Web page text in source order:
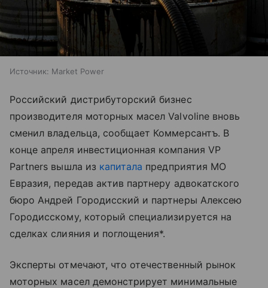
Источник: Market Power
Российский дистрибуторский бизнес
производителя моторных масел Valvoline вновь
сменил владельца, сообщает Коммерсантъ. В
конце апреля инвестиционная компания VP
Partners вышла из капитала предприятия МО
Евразия, передав актив партнеру адвокатского
бюро Андрей Городисский и партнеры Алексею
Городисскому, который специализируется на
сделках слияния и поглощения*.
Эксперты отмечают, что отечественный рынок
моторных масел демонстрирует минимальные